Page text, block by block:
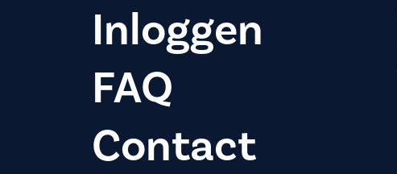
Inloggen
FAQ
Contact